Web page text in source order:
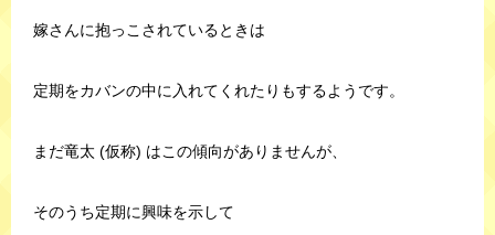
嫁さんに抱っこされているときは
定期をカバンの中に入れてくれたりもするようです。
まだ竜太 (仮称) はこの傾向がありませんが、
そのうち定期に興味を示して